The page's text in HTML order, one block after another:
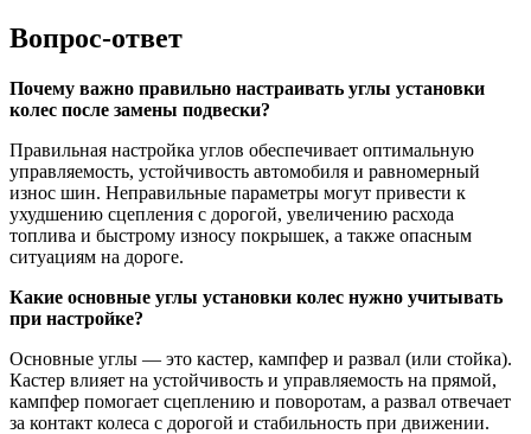
Вопрос-ответ
Почему важно правильно настраивать углы установки
колес после замены подвески?
Правильная настройка углов обеспечивает оптимальную
управляемость, устойчивость автомобиля и равномерный
износ шин. Неправильные параметры могут привести к
ухудшению сцепления с дорогой, увеличению расхода
топлива и быстрому износу покрышек, а также опасным
ситуациям на дороге.
Какие основные углы установки колес нужно учитывать
при настройке?
Основные углы — это кастер, кампфер и развал (или стойка).
Кастер влияет на устойчивость и управляемость на прямой,
кампфер помогает сцеплению и поворотам, а развал отвечает
за контакт колеса с дорогой и стабильность при движении.